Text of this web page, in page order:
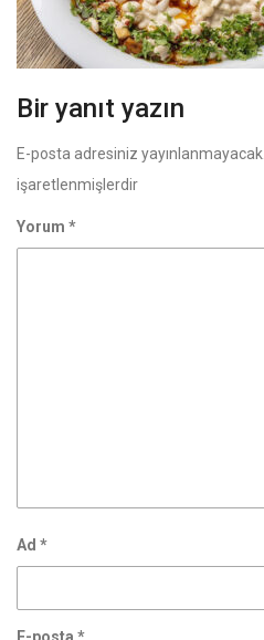
Bir yanıt yazın
E-posta adresiniz yayınlanmayacak.
işaretlenmişlerdir
Yorum *
Ad *